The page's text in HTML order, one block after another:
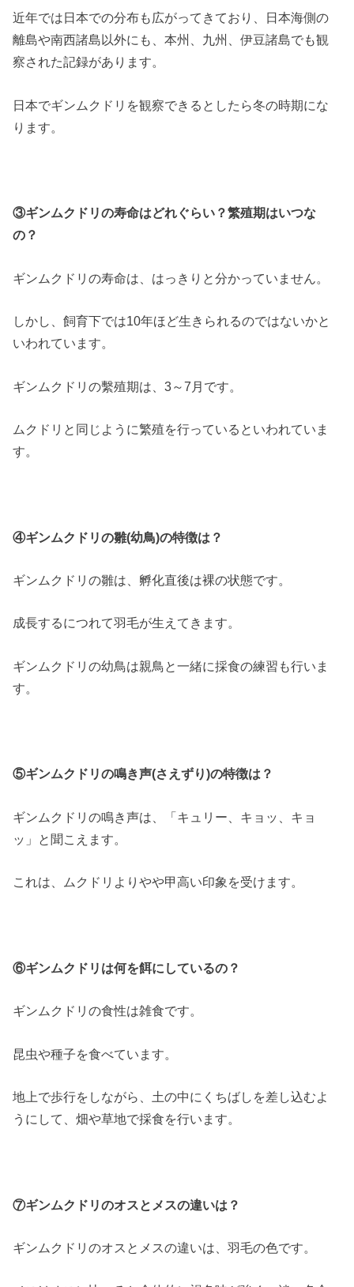
近年では日本での分布も広がってきており、日本海側の
離島や南西諸島以外にも、本州、九州、伊豆諸島でも観
察された記録があります。
日本でギンムクドリを観察できるとしたら冬の時期にな
ります。
③ギンムクドリの寿命はどれぐらい？繁殖期はいつな
の？
ギンムクドリの寿命は、はっきりと分かっていません。
しかし、飼育下では10年ほど生きられるのではないかと
いわれています。
ギンムクドリの繫殖期は、3～7月です。
ムクドリと同じように繁殖を行っているといわれていま
す。
④ギンムクドリの雛(幼鳥)の特徴は？
ギンムクドリの雛は、孵化直後は裸の状態です。
成長するにつれて羽毛が生えてきます。
ギンムクドリの幼鳥は親鳥と一緒に採食の練習も行いま
す。
⑤ギンムクドリの鳴き声(さえずり)の特徴は？
ギンムクドリの鳴き声は、「キュリー、キョッ、キョ
ッ」と聞こえます。
これは、ムクドリよりやや甲高い印象を受けます。
⑥ギンムクドリは何を餌にしているの？
ギンムクドリの食性は雑食です。
昆虫や種子を食べています。
地上で歩行をしながら、土の中にくちばしを差し込むよ
うにして、畑や草地で採食を行います。
⑦ギンムクドリのオスとメスの違いは？
ギンムクドリのオスとメスの違いは、羽毛の色です。